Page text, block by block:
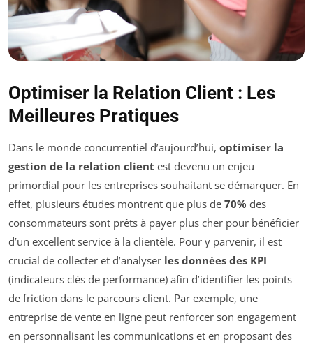
Optimiser la Relation Client : Les
Meilleures Pratiques
Dans le monde concurrentiel d’aujourd’hui, optimiser la
gestion de la relation client est devenu un enjeu
primordial pour les entreprises souhaitant se démarquer. En
effet, plusieurs études montrent que plus de 70% des
consommateurs sont prêts à payer plus cher pour bénéficier
d’un excellent service à la clientèle. Pour y parvenir, il est
crucial de collecter et d’analyser les données des KPI
(indicateurs clés de performance) afin d’identifier les points
de friction dans le parcours client. Par exemple, une
entreprise de vente en ligne peut renforcer son engagement
en personnalisant les communications et en proposant des